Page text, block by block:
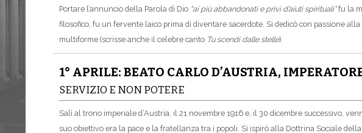
Portare l’annuncio della Parola di Dio “ai più abbandonati e privi d’aiuti spirituali”fu la
filosofico, fu un fervente laico prima di diventare sacerdote. Si dedicò con passione
multiforme (scrisse anche il celebre canto Tu scendi dalle stelle).
1° APRILE: BEATO CARLO D’AUSTRIA,
SERVIZIO E NON POTERE
Salì al trono imperiale d’Austria, il 21 novembre 1916 e, il 30 dicembre successivo,
suo obiettivo era la pace e la fratellanza tra i popoli. Si ispirò alla Dottrina Sociale